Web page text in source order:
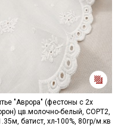
"Аврора" (фестоны с 2х
цв.молочно-белый, СОРТ2,
батист, хл-100%, 80гр/м.кв